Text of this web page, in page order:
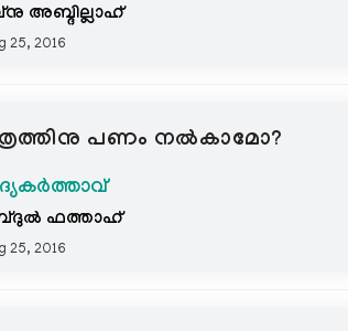
അബ്ദില്ലാഹ്
25, 2016
പണം നല്‍കാമോ?
ഫത്താഹ്
25, 2016